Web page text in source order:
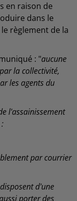
en raison de
dans le
règlement de la
: "aucune
la collectivité,
les agents du
l'assainissement
par courrier
d'une
porter des